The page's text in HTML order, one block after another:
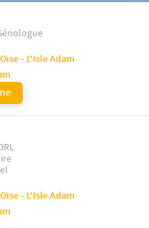
- L'Isle Adam
- L'Isle Adam